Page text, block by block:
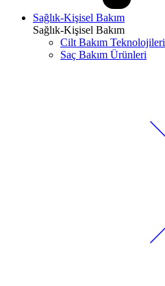
Sağlık-Kişisel Bakım
Sağlık-Kişisel Bakım
Cilt Bakım Teknolojileri
Saç Bakım Ürünleri